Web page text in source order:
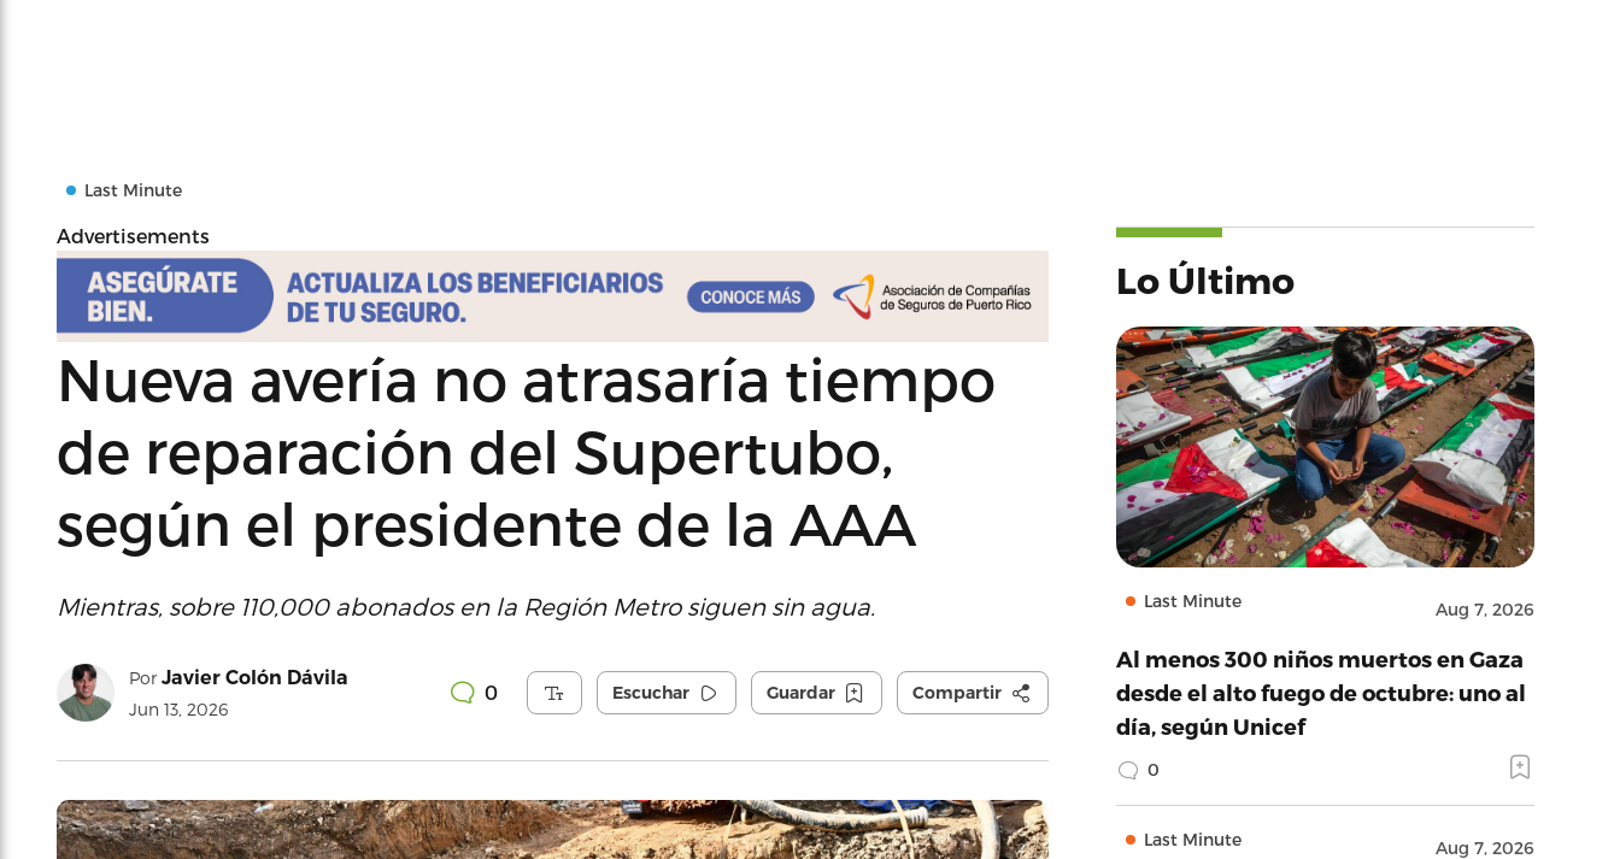
Last Minute
Advertisements
Nueva avería no atrasaría tiempo
de reparación del Supertubo,
según el presidente de la AAA
Mientras, sobre 110,000 abonados en la Región Metro siguen sin agua.
Por Javier Colón Dávila
Jun 13, 2026
0 Escuchar Guardar Compartir
Lo Último
Last Minute Aug 7, 2026
Al menos 300 niños muertos en Gaza
desde el alto fuego de octubre: uno al
día, según Unicef
0
Last Minute Aug 7, 2026